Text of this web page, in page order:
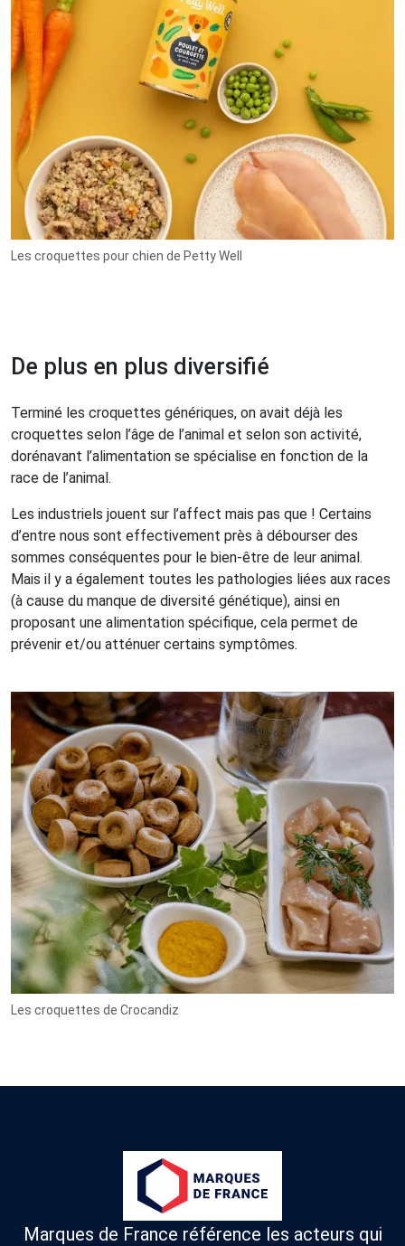
Les croquettes pour chien de Petty Well
De plus en plus diversifié
Terminé les croquettes génériques, on avait déjà les
croquettes selon l’âge de l’animal et selon son activité,
dorénavant l’alimentation se spécialise en fonction de la
race de l’animal.
Les industriels jouent sur l’affect mais pas que ! Certains
d’entre nous sont effectivement près à débourser des
sommes conséquentes pour le bien-être de leur animal.
Mais il y a également toutes les pathologies liées aux races
(à cause du manque de diversité génétique), ainsi en
proposant une alimentation spécifique, cela permet de
prévenir et/ou atténuer certains symptômes.
Les croquettes de Crocandiz
Marques de France référence les acteurs qui